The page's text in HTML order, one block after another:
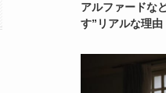
アルファードな
す”リアルな理由